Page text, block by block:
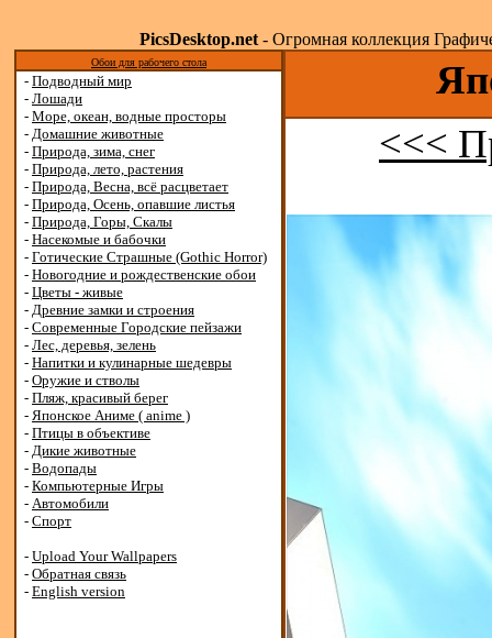
PicsDesktop.net- Огромная коллекция
Обои для рабочего стола
- Подводный мир
- Лошади
- Море, океан, водные просторы
- Домашние животные
- Природа, зима, снег
- Природа, лето, растения
- Природа, Весна, всё расцветает
- Природа, Осень, опавшие листья
- Природа, Горы, Скалы
- Насекомые и бабочки
- Готические Страшные (Gothic Horror)
- Новогодние и рождественские обои
- Цветы - живые
- Древние замки и строения
- Современные Городские пейзажи
- Лес, деревья, зелень
- Напитки и кулинарные шедевры
- Оружие и стволы
- Пляж, красивый берег
- Японское Аниме ( anime )
- Птицы в объективе
- Дикие животные
- Водопады
- Компьютерные Игры
- Автомобили
- Спорт
- Upload Your Wallpapers
- Обратная связь
- English version
<<<